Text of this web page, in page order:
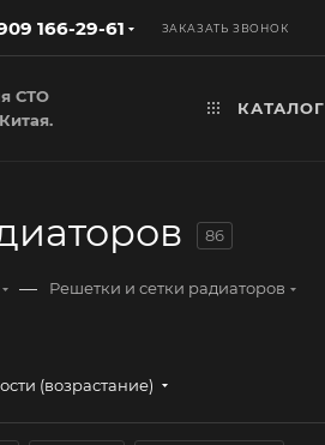
166-29-61 ЗАКАЗАТЬ ЗВОНОК
СТО
КАТАЛОГ
86
— Решетки и сетки радиаторов
(возрастание)